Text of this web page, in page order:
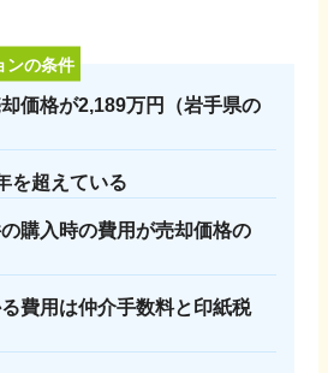
ンの条件
価格が2,189万円（岩手県の
を超えている
購入時の費用が売却価格の
費用は仲介手数料と印紙税